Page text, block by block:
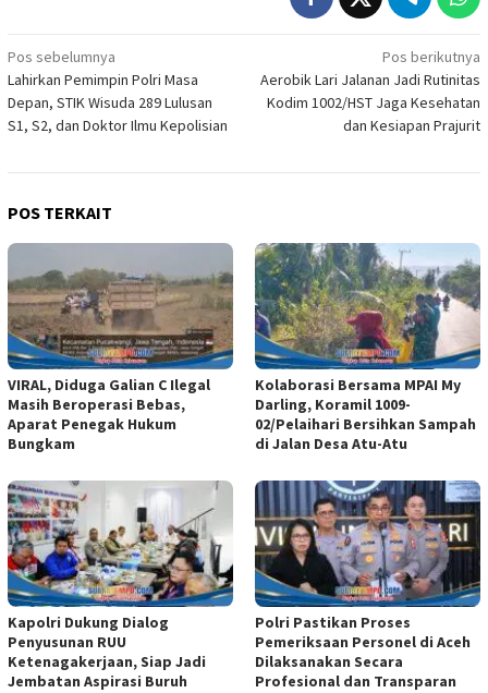
Navigasi
pos
Pos sebelumnya
Lahirkan Pemimpin Polri Masa
Depan, STIK Wisuda 289 Lulusan
S1, S2, dan Doktor Ilmu Kepolisian
Pos berikutnya
Aerobik Lari Jalanan Jadi Rutinitas
Kodim 1002/HST Jaga Kesehatan
dan Kesiapan Prajurit
POS TERKAIT
VIRAL, Diduga Galian C Ilegal
Masih Beroperasi Bebas,
Aparat Penegak Hukum
Bungkam
Kolaborasi Bersama MPAI My
Darling, Koramil 1009-
02/Pelaihari Bersihkan Sampah
di Jalan Desa Atu-Atu
Kapolri Dukung Dialog
Penyusunan RUU
Ketenagakerjaan, Siap Jadi
Jembatan Aspirasi Buruh
Polri Pastikan Proses
Pemeriksaan Personel di Aceh
Dilaksanakan Secara
Profesional dan Transparan